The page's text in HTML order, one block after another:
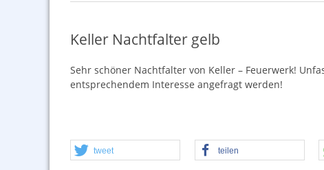
Keller Nachtfalter gelb
Sehr schöner Nachtfalter von Keller – Feuerwerk!
entsprechendem Interesse angefragt werden!
tweet teilen